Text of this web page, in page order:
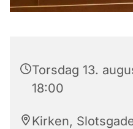
Torsdag 13.
18:00
Kirken,